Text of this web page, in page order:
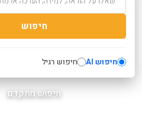
חיפוש
חיפוש AI חיפוש רגיל
חיפוש מתקדם